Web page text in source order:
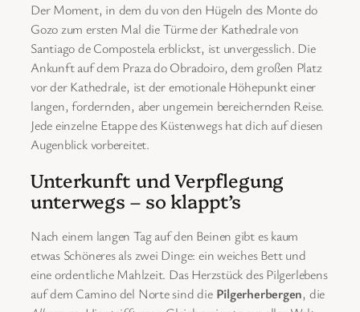
Der Moment, in dem du von den Hügeln des Monte do
Gozo zum ersten Mal die Türme der Kathedrale von
Santiago de Compostela erblickst, ist unvergesslich. Die
Ankunft auf dem Praza do Obradoiro, dem großen Platz
vor der Kathedrale, ist der emotionale Höhepunkt einer
langen, fordernden, aber ungemein bereichernden Reise.
Jede einzelne Etappe des Küstenwegs hat dich auf diesen
Augenblick vorbereitet.
Unterkunft und Verpflegung
unterwegs – so klappt’s
Nach einem langen Tag auf den Beinen gibt es kaum
etwas Schöneres als zwei Dinge: ein weiches Bett und
eine ordentliche Mahlzeit. Das Herzstück des Pilgerlebens
auf dem Camino del Norte sind die Pilgerherbergen, die